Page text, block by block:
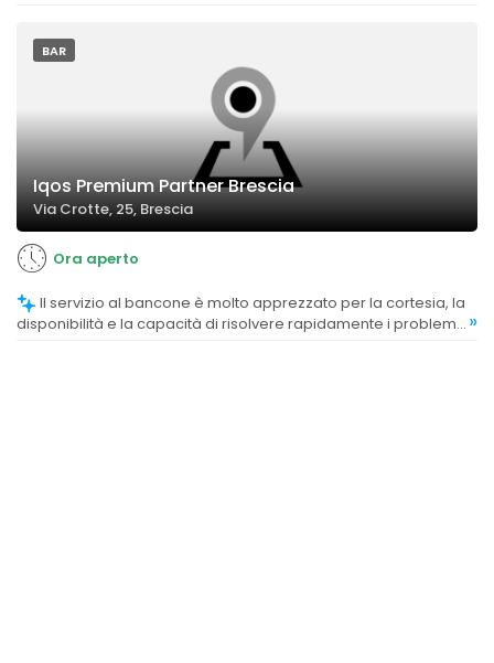
BAR
Iqos Premium Partner Brescia
Via Crotte, 25, Brescia
Ora aperto
disponibilità e la capacità di risolvere rapidamente i problemi »